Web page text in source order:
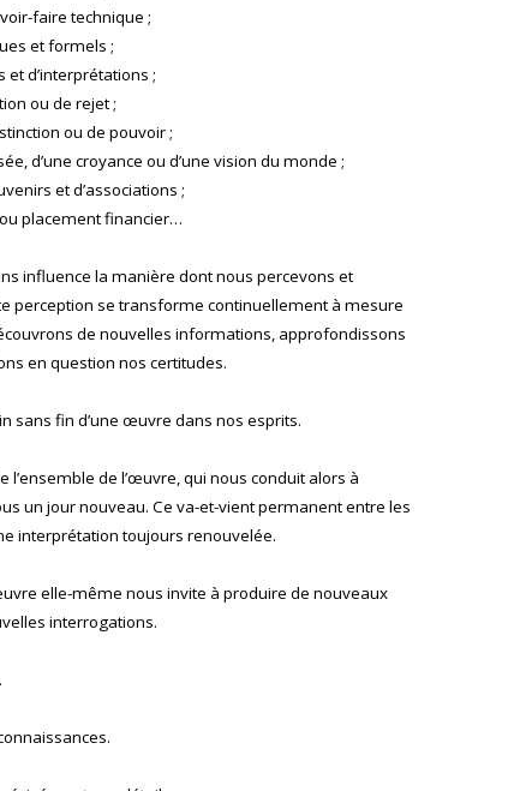
faire technique ;
et formels ;
d’interprétations ;
ou de rejet ;
ou de pouvoir ;
d’une croyance ou d’une vision du monde ;
et d’associations ;
placement financier…
influence la manière dont nous percevons et
perception se transforme continuellement à mesure
de nouvelles informations, approfondissons
en question nos certitudes.
sans fin d’une œuvre dans nos esprits.
l’ensemble de l’œuvre, qui nous conduit alors à
un jour nouveau. Ce va-et-vient permanent entre les
interprétation toujours renouvelée.
elle-même nous invite à produire de nouveaux
interrogations.